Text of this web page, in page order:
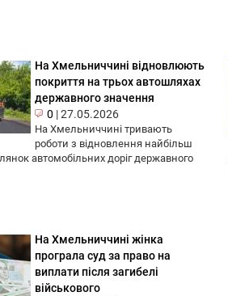
На Хмельниччині відновлюють
покриття на трьох автошляхах
державного значення
0 |27.05.2026
На Хмельниччині тривають
роботи з відновлення найбільш
автомобільних доріг державного
На Хмельниччині жінка
програла суд за право на
виплати після загибелі
військового